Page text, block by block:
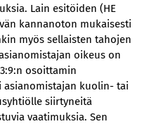
Lain esitöiden (HE
kannanoton mukaisesti
myös sellaisten tahojen
oikeus on
osoittamin
asianomistajan kuolin- tai
siirtyneitä
vaatimuksia. Sen